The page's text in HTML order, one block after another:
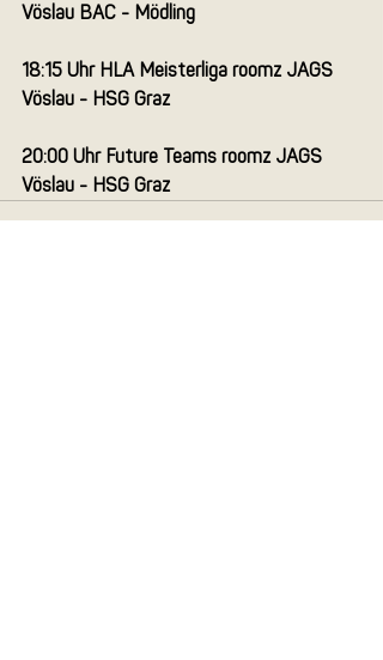
Vöslau BAC - Mödling
18:15 Uhr HLA Meisterliga roomz JAGS
Vöslau - HSG Graz
20:00 Uhr Future Teams roomz JAGS
Vöslau - HSG Graz